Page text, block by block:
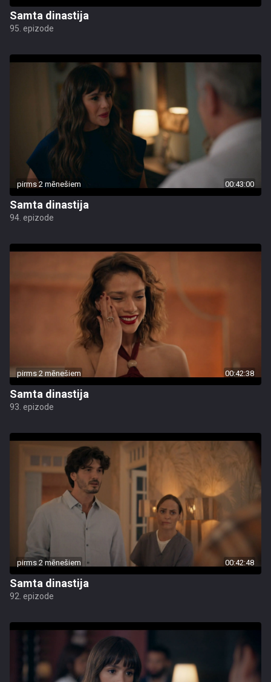
Samta dinastija
95. epizode
pirms 2 mēnešiem 00:43:00
Samta dinastija
94. epizode
pirms 2 mēnešiem 00:42:38
Samta dinastija
93. epizode
pirms 2 mēnešiem 00:42:48
Samta dinastija
92. epizode